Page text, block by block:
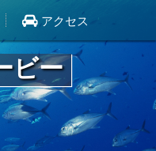
アクセス
ビー